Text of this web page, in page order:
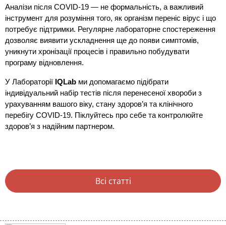
Аналізи після COVID-19 — не формальність, а важливий
інструмент для розуміння того, як організм переніс вірус і що
потребує підтримки. Регулярне лабораторне спостереження
дозволяє виявити ускладнення ще до появи симптомів,
уникнути хронізації процесів і правильно побудувати
програму відновлення.
У Лабораторії IQLab ми допомагаємо підібрати
індивідуальний набір тестів після перенесеної хвороби з
урахуванням вашого віку, стану здоров’я та клінічного
перебігу COVID-19. Піклуйтесь про себе та контролюйте
здоров’я з надійним партнером.
Всі статті